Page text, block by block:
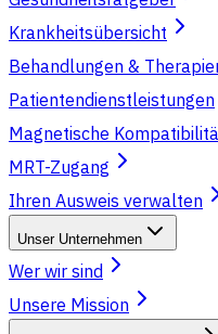
Krankheitsübersicht
Behandlungen &
Patientendienstleistungen
Magnetische
MRT-Zugang
Ihren Ausweis verwalten
Unser Unternehmen
Wer wir sind
Unsere Mission